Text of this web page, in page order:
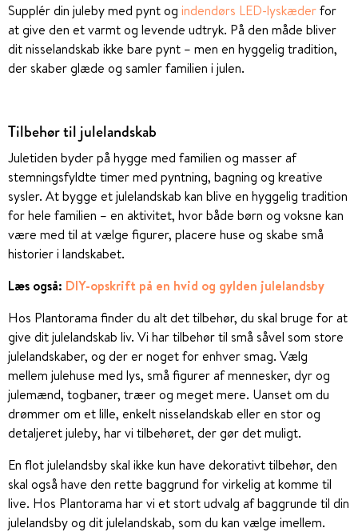
Supplér din juleby med pynt og indendørs LED-lyskæderfor
at give den et varmt og levende udtryk. På den måde bliver
dit nisselandskab ikke bare pynt – men en hyggelig tradition,
der skaber glæde og samler familien i julen.
Tilbehør til julelandskab
Juletiden byder på hygge med familien og masser af
stemningsfyldte timer med pyntning, bagning og kreative
sysler. At bygge et julelandskab kan blive en hyggelig tradition
for hele familien – en aktivitet, hvor både børn og voksne kan
være med til at vælge figurer, placere huse og skabe små
historier i landskabet.
Læs også: DIY-opskrift på en hvid og gylden julelandsby
Hos Plantorama finder du alt det tilbehør, du skal bruge for at
give dit julelandskab liv. Vi har tilbehør til små såvel som store
julelandskaber, og der er noget for enhver smag. Vælg
mellem julehuse med lys, små figurer af mennesker, dyr og
julemænd, togbaner, træer og meget mere. Uanset om du
drømmer om et lille, enkelt nisselandskab eller en stor og
detaljeret juleby, har vi tilbehøret, der gør det muligt.
En flot julelandsby skal ikke kun have dekorativt tilbehør, den
skal også have den rette baggrund for virkelig at komme til
live. Hos Plantorama har vi et stort udvalg af baggrunde til din
julelandsby og dit julelandskab, som du kan vælge imellem.